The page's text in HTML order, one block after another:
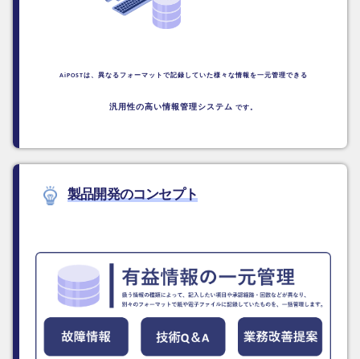
AiPOSTは、異なるフォーマットで記録していた様々な情報を一元管理できる
汎用性の高い情報管理システム です。
製品開発のコンセプト